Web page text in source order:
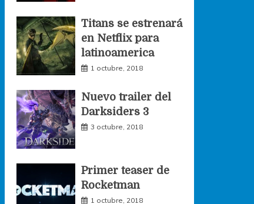
o
o
g
r
m
r
Titans se estrenará
en Netflix para
latinoamerica
1 octubre, 2018
Nuevo trailer del
Darksiders 3
3 octubre, 2018
Primer teaser de
Rocketman
1 octubre, 2018